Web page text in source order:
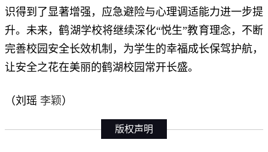
识得到了显著增强，应急避险与心理调适能力进一步提
升。未来，鹤湖学校将继续深化“悦生”教育理念，不断
完善校园安全长效机制，为学生的幸福成长保驾护航，
让安全之花在美丽的鹤湖校园常开长盛。
（刘瑶 李颖）
版权声明